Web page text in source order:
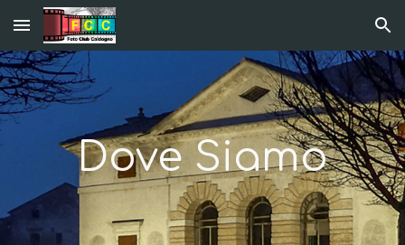
Skip to main content Skip to navigation
Dove Siamo